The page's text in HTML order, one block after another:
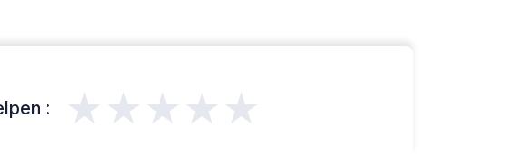
: ★★★★★